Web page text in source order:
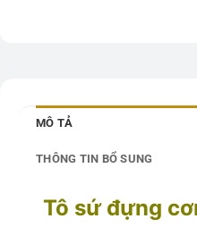
MÔ TẢ
THÔNG TIN BỔ SUNG
Tô sứ đựng